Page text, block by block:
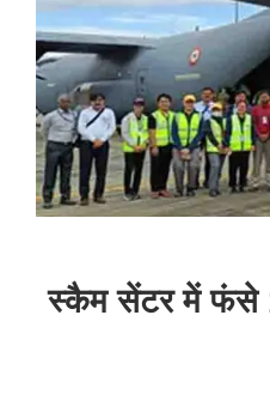
स्कैम सेंटर में फंसे